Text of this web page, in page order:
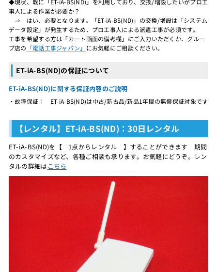
事人による作業が必要か？
⇒ はい、必要となります。「ET-iA-BS(ND)」の交換/増設は「システム
データ設定」が発生するため、プロ工事人による派遣工事が必須です。
工事を希望する方は「カート画面の備考欄」にご入力いただくか、グルー
プ店の 「電話工事ジャパン」 にお気軽にご相談ください。
ET-iA-BS(ND)の保証について
ET-iA-BS(ND)に関する保証内容のご説明
・故障保証： ET-iA-BS(ND)は中古/新古品/新品1年間の無償保証対象です
【レンタル】ET-iA-BS(ND)：30日レンタル
ET-iA-BS(ND)を【 1点からレンタル 】することができます 期間
のカスタマイズなど、各種ご相談も承ります。お気軽にどうぞ。レン
タルの詳細はこちら